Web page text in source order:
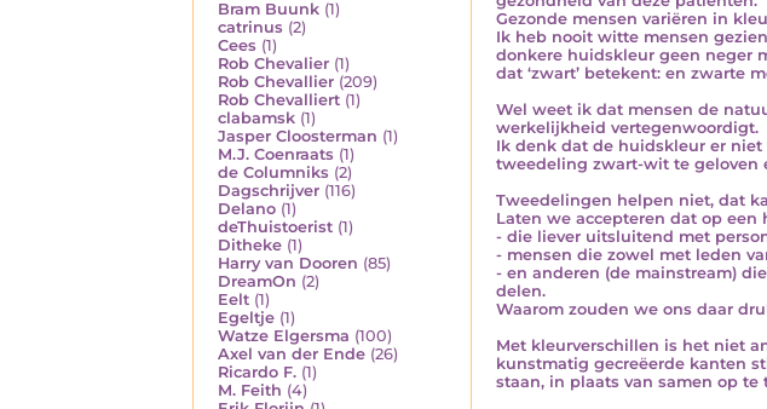
Bram Buunk (1)
catrinus (2)
Cees (1)
Rob Chevalier (1)
Rob Chevallier (209)
Rob Chevalliert (1)
clabamsk (1)
Jasper Cloosterman (1)
M.J. Coenraats (1)
de Columniks (2)
Dagschrijver (116)
Delano (1)
deThuistoerist (1)
Ditheke (1)
Harry van Dooren (85)
DreamOn (2)
Eelt (1)
Egeltje (1)
Watze Elgersma (100)
Axel van der Ende (26)
Ricardo F. (1)
M. Feith (4)
Gezonde mensen variëren in
Ik heb nooit witte mensen
donkere huidskleur geen neger
dat ‘zwart’ betekent: en zwarte
Wel weet ik dat mensen de
werkelijkheid vertegenwoordigt.
Ik denk dat de huidskleur er
tweedeling zwart-wit te geloven
Tweedelingen helpen niet, dat
Laten we accepteren dat op
- die liever uitsluitend met
- mensen die zowel met leden
- en anderen (de mainstream)
delen.
Waarom zouden we ons daar
Met kleurverschillen is het niet
kunstmatig gecreëerde kanten
staan, in plaats van samen op